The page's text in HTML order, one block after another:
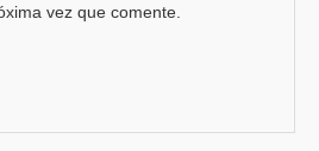
vez que comente.